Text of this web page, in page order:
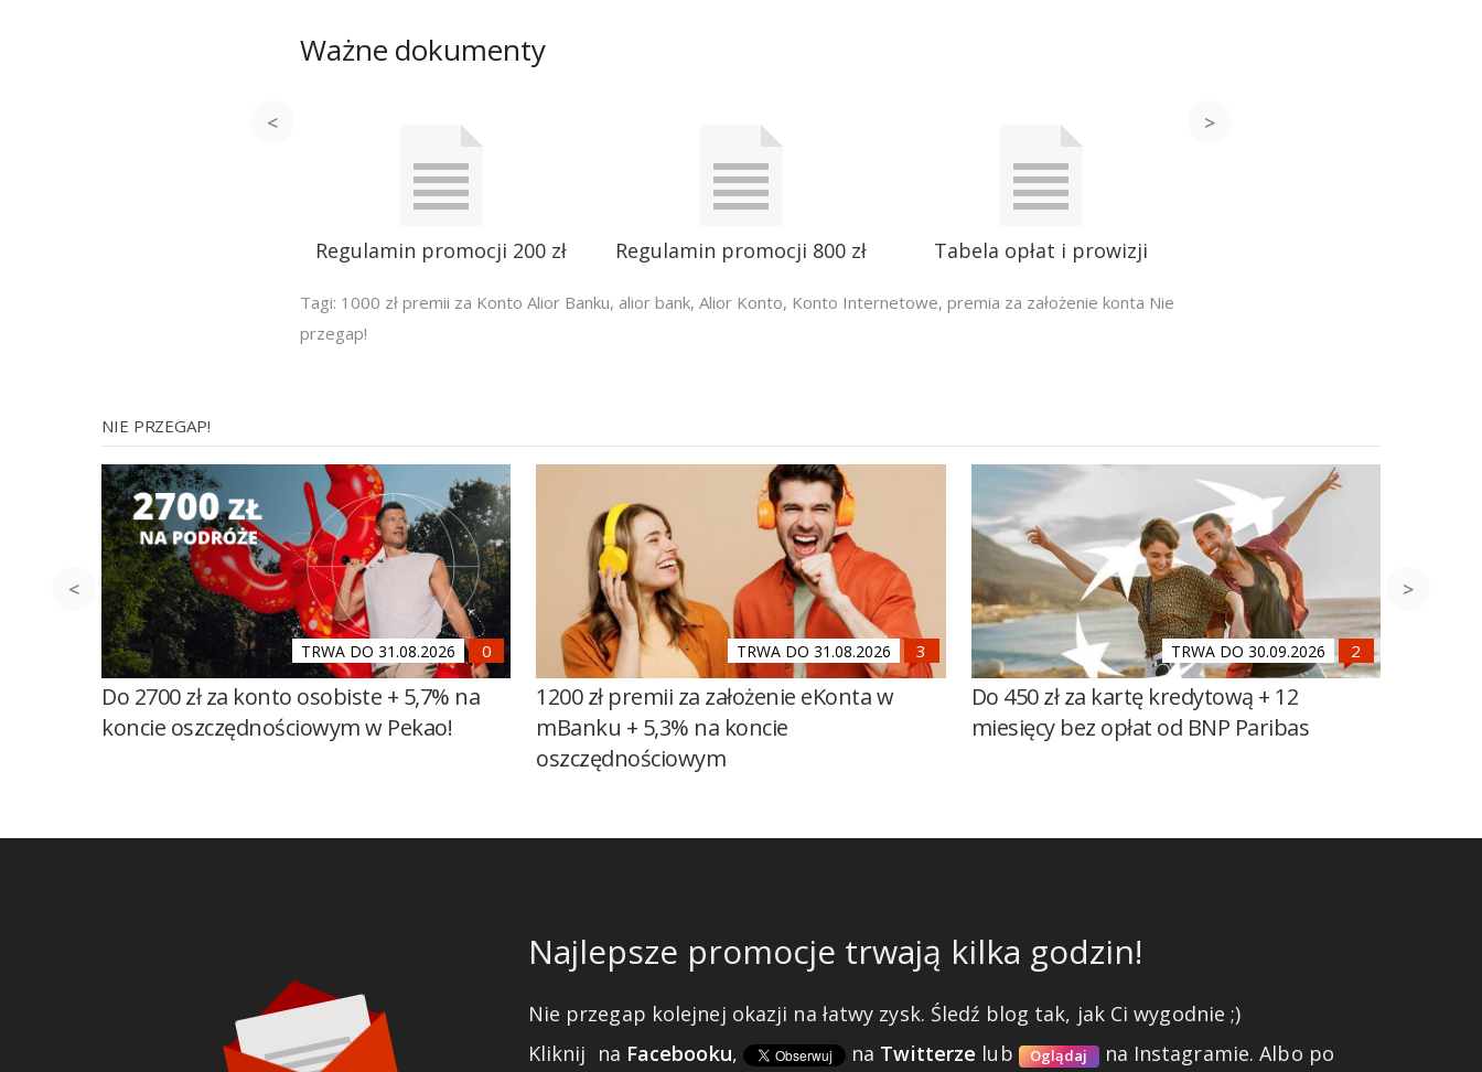
Ważne dokumenty
Regulamin promocji 200 zł Regulamin promocji 800 zł Tabela opłat i prowizji
Tagi: 1000 zł premii za Konto Alior Banku, alior bank, Alior Konto, Konto Internetowe, premia za założenie konta Nie
przegap!
NIE PRZEGAP!
TRWA DO 31.08.2026
Do 2700 zł za konto osobiste + 5,7% na
koncie oszczędnościowym w Pekao!
TRWA DO 31.08.2026
1200 zł premii za założenie eKonta w
mBanku + 5,3% na koncie
oszczędnościowym
TRWA DO 30.09.2026
Do 450 zł za kartę kredytową + 12
miesięcy bez opłat od BNP Paribas
Najlepsze promocje trwają kilka godzin!
Nie przegap kolejnej okazji na łatwy zysk. Śledź blog tak, jak Ci wygodnie ;)
Kliknij na Facebooku, na Twitterze lub Oglądaj na Instagramie.Albo po